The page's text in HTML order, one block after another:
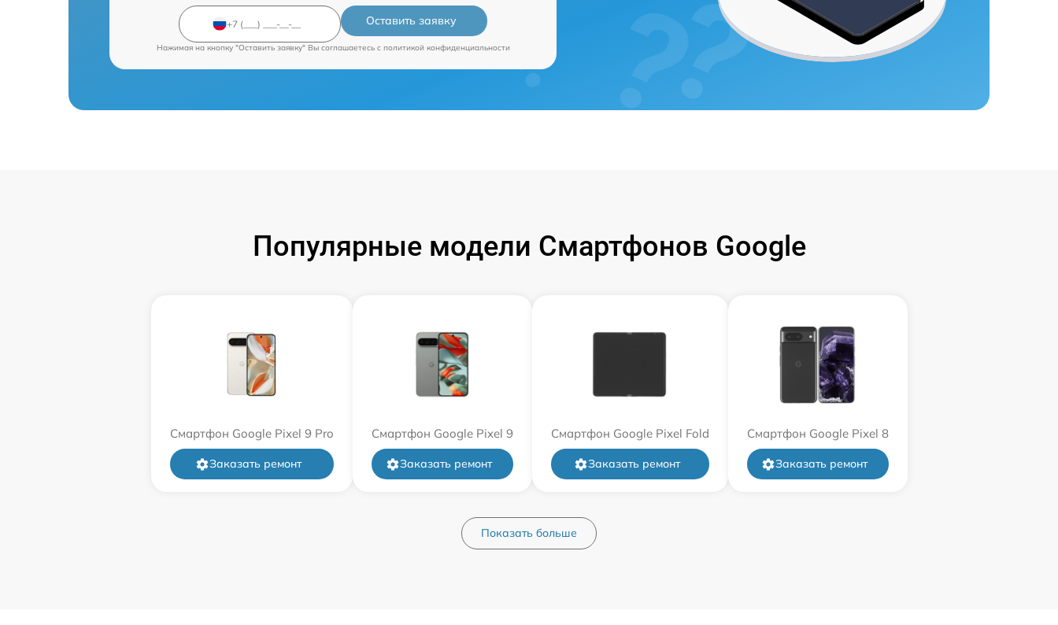
Оставить заявку
Нажимая на кнопку "Оставить заявку" Вы соглашаетесь c политикой конфиденциальности
Популярные модели Смартфонов Google
Смартфон Google Pixel 9 Pro
Заказать ремонт
Смартфон Google Pixel 9
Заказать ремонт
Смартфон Google Pixel Fold
Заказать ремонт
Смартфон Google Pixel 8
Заказать ремонт
Показать больше